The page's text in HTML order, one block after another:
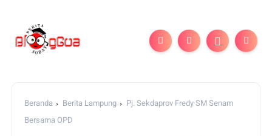
Beranda Berita Lampung
Pj. Sekdaprov Fredy SM Senam
Bersama OPD